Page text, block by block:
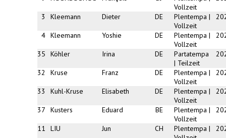
Vollzeit
3 Kleemann Dieter DE
Plentempa |
Vollzeit
4 Kleemann Yoshie DE
Plentempa |
Vollzeit
35 Köhler Irina DE
Partatempa
| Teilzeit
32 Kruse Franz DE
Plentempa |
Vollzeit
33 Kuhl-Kruse Elisabeth DE
Plentempa |
Vollzeit
37 Kusters Eduard BE
Plentempa |
Vollzeit
11 LIU Jun CH
Plentempa |